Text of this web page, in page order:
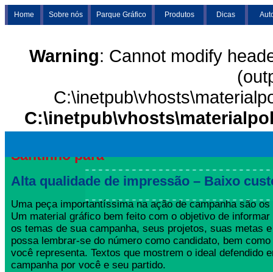
Home Sobre nós Parque Gráfico Produtos Dicas
Warning: Cannot modify
Santinho para
Alta qualidade de impressão – Baixo
Uma peça importantíssima na ação de campanha são
Um material gráfico bem feito com o objetivo de
os temas de sua campanha, seus projetos, suas metas
possa lembrar-se do número como candidato, bem
você representa. Textos que mostrem o ideal defendido
campanha por você e seu partido.